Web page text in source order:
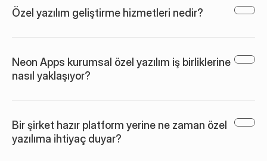
Özel yazılım geliştirme hizmetleri nedir?
Neon Apps kurumsal özel yazılım iş birliklerine
nasıl yaklaşıyor?
Bir şirket hazır platform yerine ne zaman özel
yazılıma ihtiyaç duyar?